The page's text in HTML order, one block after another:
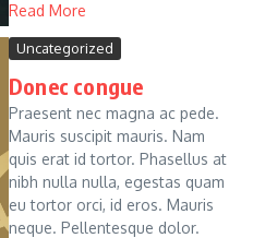
Read More
Uncategorized
Donec congue
Praesent nec magna ac pede.
Mauris suscipit mauris. Nam
quis erat id tortor. Phasellus at
nibh nulla nulla, egestas quam
eu tortor orci, id eros. Mauris
neque. Pellentesque dolor.